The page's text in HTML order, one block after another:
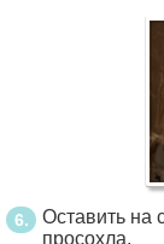
Оставить на
просохла.